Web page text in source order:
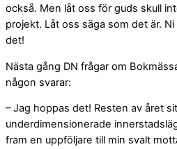
också. Men låt oss för guds skull
projekt. Låt oss säga som det är. Ni
det!
Nästa gång DN frågar om
någon svarar:
– Jag hoppas det! Resten av året
underdimensionerade
fram en uppföljare till min svalt